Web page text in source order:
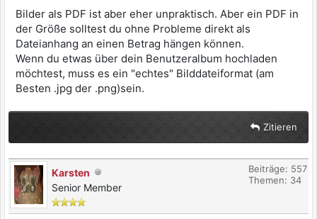
Bilder als PDF ist aber eher unpraktisch. Aber ein PDF in
der Größe solltest du ohne Probleme direkt als
Dateianhang an einen Betrag hängen können.
Wenn du etwas über dein Benutzeralbum hochladen
möchtest, muss es ein "echtes" Bilddateiformat (am
Besten .jpg der .png)sein.
Zitieren
Karsten
Senior Member
Beiträge: 557
Themen: 34